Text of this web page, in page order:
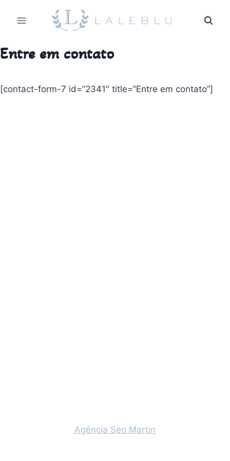
para
Conteúdo
Entre em contato
[contact-form-7 id=”2341″ title=”Entre em contato”]
Agência Seo Martin